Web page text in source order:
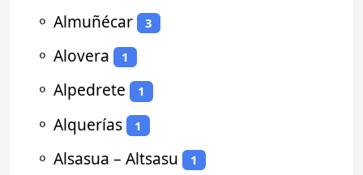
⚬ Almuñécar 3
⚬ Alovera 1
⚬ Alpedrete 1
⚬ Alquerías 1
⚬ Alsasua – Altsasu 1